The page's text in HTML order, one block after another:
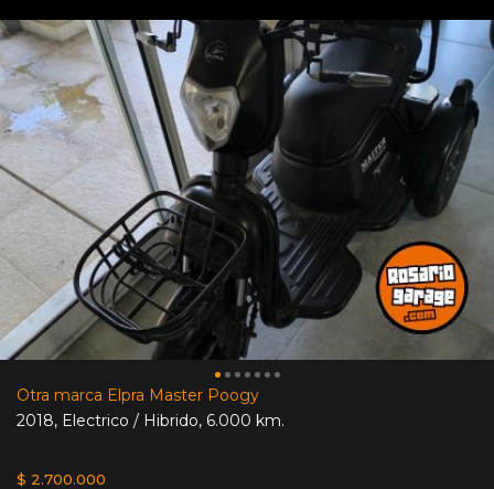
Otra marca Elpra Master Poogy
2018, Electrico / Hibrido, 6.000 km.
$ 2.700.000